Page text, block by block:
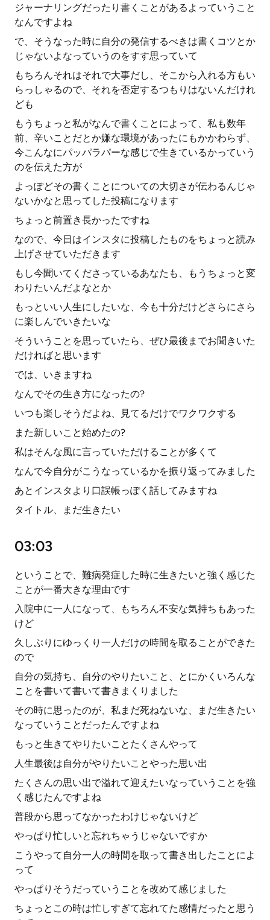
ジャーナリングだったり書くことがあるよっていうこと
なんですよね
で、そうなった時に自分の発信するべきは書くコツとか
じゃないよなっていうのをすす思っていて
もちろんそれはそれで大事だし、そこから入れる方もい
らっしゃるので、それを否定するつもりはないんだけれ
ども
もうちょっと私がなんで書くことによって、私も数年
前、辛いことだとか嫌な環境があったにもかかわらず、
今こんなにパッパラパーな感じで生きているかっていう
のを伝えた方が
よっぽどその書くことについての大切さが伝わるんじゃ
ないかなと思ってした投稿になります
ちょっと前置き長かったですね
なので、今日はインスタに投稿したものをちょっと読み
上げさせていただきます
もし今聞いてくださっているあなたも、もうちょっと変
わりたいんだよなとか
もっといい人生にしたいな、今も十分だけどさらにさら
に楽しんでいきたいな
そういうことを思っていたら、ぜひ最後までお聞きいた
だければと思います
では、いきますね
なんでその生き方になったの?
いつも楽しそうだよね、見てるだけでワクワクする
また新しいこと始めたの?
私はそんな風に言っていただけることが多くて
なんで今自分がこうなっているかを振り返ってみました
あとインスタより口誤帳っぽく話してみますね
タイトル、まだ生きたい
03:03
ということで、難病発症した時に生きたいと強く感じた
ことが一番大きな理由です
入院中に一人になって、もちろん不安な気持ちもあった
けど
久しぶりにゆっくり一人だけの時間を取ることができた
ので
自分の気持ち、自分のやりたいこと、とにかくいろんな
ことを書いて書いて書きまくりました
その時に思ったのが、私まだ死ねないな、まだ生きたい
なっていうことだったんですよね
もっと生きてやりたいことたくさんやって
人生最後は自分がやりたいことやった思い出
たくさんの思い出で溢れて迎えたいなっていうことを強
く感じたんですよね
普段から思ってなかったわけじゃないけど
やっぱり忙しいと忘れちゃうじゃないですか
こうやって自分一人の時間を取って書き出したことによ
って
やっぱりそうだっていうことを改めて感じました
ちょっとこの時は忙しすぎて忘れてた感情だったと思う